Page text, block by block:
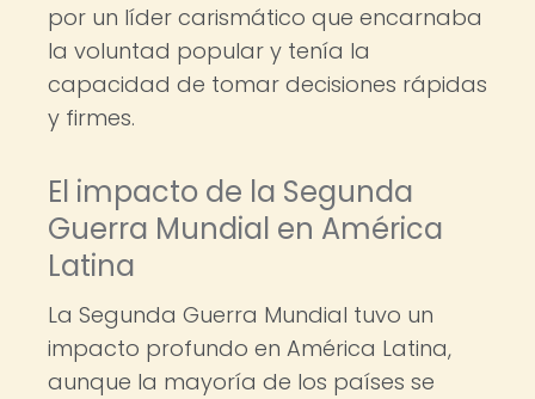
por un líder carismático que encarnaba
la voluntad popular y tenía la
capacidad de tomar decisiones rápidas
y firmes.
El impacto de la Segunda
Guerra Mundial en América
Latina
La Segunda Guerra Mundial tuvo un
impacto profundo en América Latina,
aunque la mayoría de los países se